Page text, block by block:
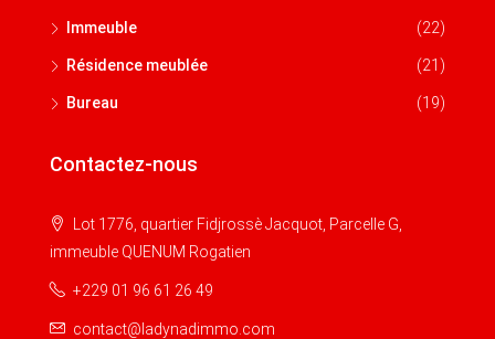
Immeuble (22)
Résidence meublée (21)
Bureau (19)
Contactez-nous
Lot 1776, quartier Fidjrossè Jacquot, Parcelle G,
immeuble QUENUM Rogatien
+229 01 96 61 26 49
contact@ladynadimmo.com